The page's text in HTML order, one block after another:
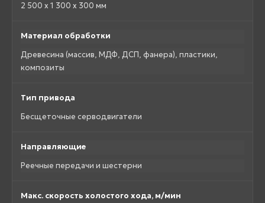
2 500 x 1 300 x 300 мм
Материал обработки
Древесина (массив, МДФ, ДСП, фанера), пластики,
композиты
Тип привода
Бесщеточные серводвигатели
Направляющие
Реечные передачи и шестерни
Макс. скорость холостого хода, м/мин